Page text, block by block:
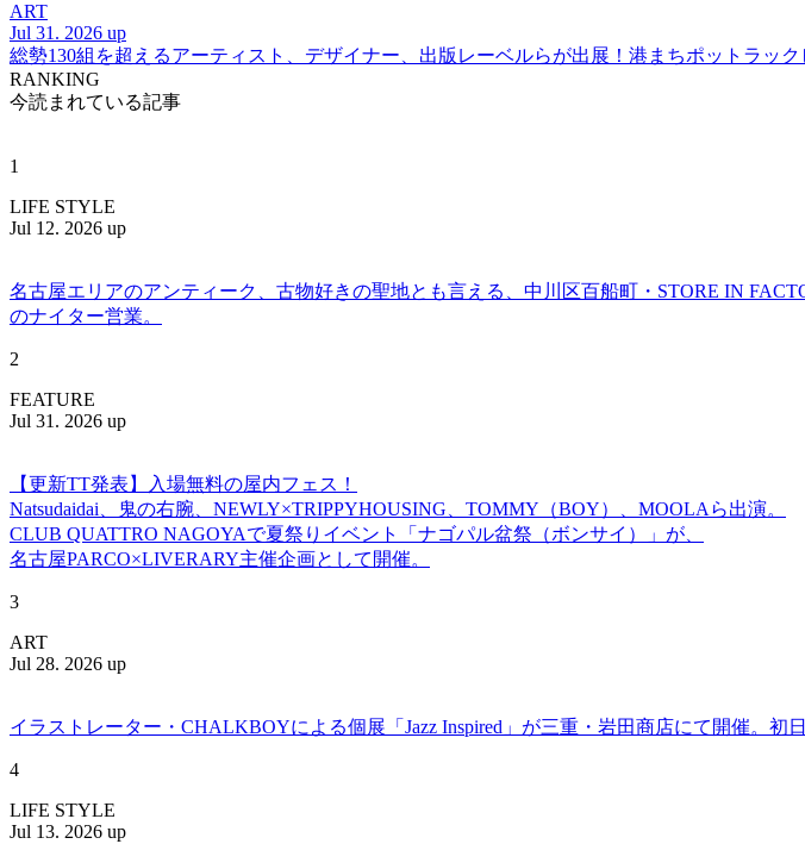
ART
Jul 31. 2026 up
総勢130組を超えるアーティスト、デザイナー、出版レーベルらが出展！港まちポットラッ
RANKING
今読まれている記事
1
LIFE STYLE
Jul 12. 2026 up
名古屋エリアのアンティーク、古物好きの聖地とも言える、中川区百船町・STORE IN
のナイター営業。
2
FEATURE
Jul 31. 2026 up
【更新TT発表】入場無料の屋内フェス！
Natsudaidai、鬼の右腕、NEWLY×TRIPPYHOUSING、TOMMY（BOY）、MOOLAら出演。
CLUB QUATTRO NAGOYAで夏祭りイベント「ナゴパル盆祭（ボンサイ）」が、
名古屋PARCO×LIVERARY主催企画として開催。
3
ART
Jul 28. 2026 up
イラストレーター・CHALKBOYによる個展「Jazz Inspired」が三重・岩田商店にて開催。初
4
LIFE STYLE
Jul 13. 2026 up